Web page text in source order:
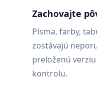
Zachovajte
Písma, farby,
zostávajú
preloženú
kontrolu.